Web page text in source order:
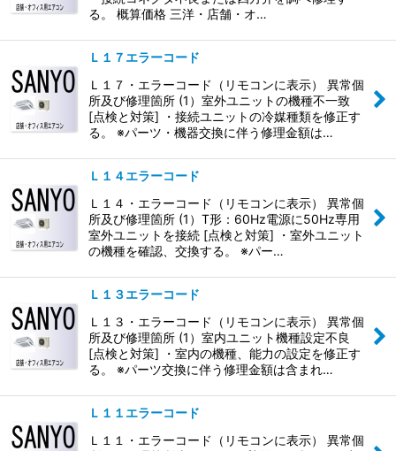
る。 概算価格 三洋・店舗・オ…
Ｌ１７エラーコード
Ｌ１７・エラーコード（リモコンに表示） 異常個
所及び修理箇所 (1）室外ユニットの機種不一致
[点検と対策] ・接続ユニットの冷媒種類を修正す
る。 ※パーツ・機器交換に伴う修理金額は…
Ｌ１４エラーコード
Ｌ１４・エラーコード（リモコンに表示） 異常個
所及び修理箇所 (1）T形：60Hz電源に50Hz専用
室外ユニットを接続 [点検と対策] ・室外ユニット
の機種を確認、交換する。 ※パー…
Ｌ１３エラーコード
Ｌ１３・エラーコード（リモコンに表示） 異常個
所及び修理箇所 (1）室内ユニット機種設定不良
[点検と対策] ・室内の機種、能力の設定を修正す
る。 ※パーツ交換に伴う修理金額は含まれ…
Ｌ１１エラーコード
Ｌ１１・エラーコード（リモコンに表示） 異常個